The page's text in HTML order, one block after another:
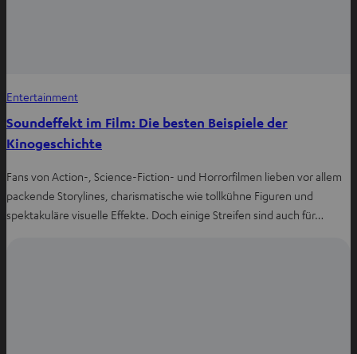
Entertainment
Soundeffekt im Film: Die besten Beispiele der
Kinogeschichte
Fans von Action-, Science-Fiction- und Horrorfilmen lieben vor allem
packende Storylines, charismatische wie tollkühne Figuren und
spektakuläre visuelle Effekte. Doch einige Streifen sind auch für…